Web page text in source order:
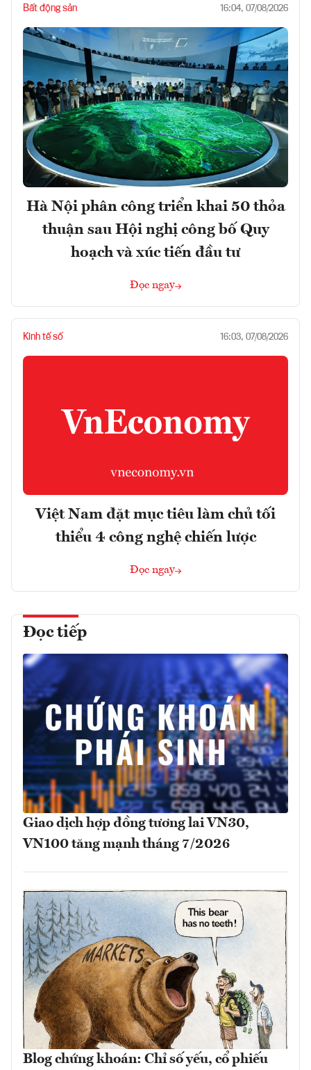
Bất động sản 16:04, 07/08/2026
Hà Nội phân công triển khai 50 thỏa
thuận sau Hội nghị công bố Quy
hoạch và xúc tiến đầu tư
Đọc ngay
Kinh tế số 16:03, 07/08/2026
Việt Nam đặt mục tiêu làm chủ tối
thiểu 4 công nghệ chiến lược
Đọc ngay
Đọc tiếp
Giao dịch hợp đồng tương lai VN30,
VN100 tăng mạnh tháng 7/2026
Blog chứng khoán: Chỉ số yếu, cổ phiếu